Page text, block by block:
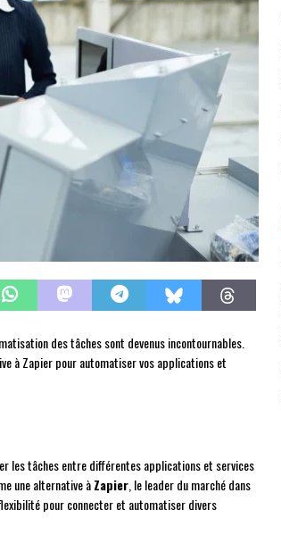
des tâches sont devenus incontournables.
à Zapier pour automatiser vos applications et
les tâches entre différentes applications et services
une alternative àZapier , le leader du marché dans
pour connecter et automatiser divers